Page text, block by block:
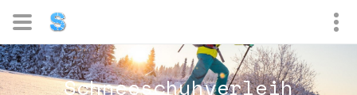
Schneeschuhverleih